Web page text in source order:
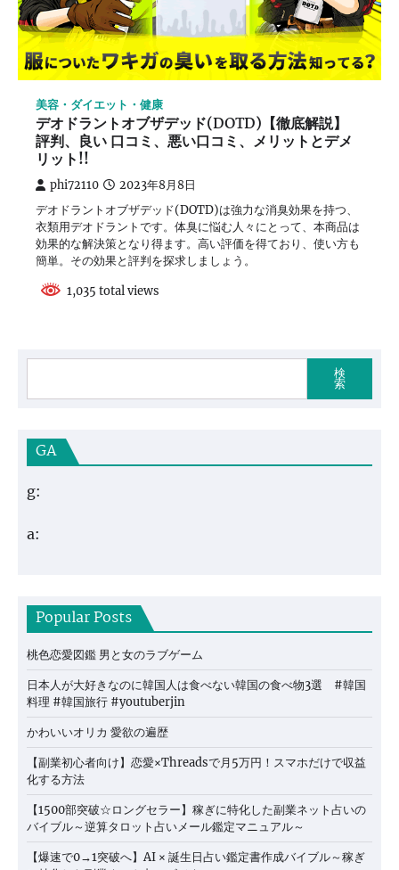
美容・ダイエット・健康
デオドラントオブザデッド(DOTD)【徹底解説】
評判、良い 口コミ、悪い口コミ、メリットとデメ
リット!!
phi72110 2023年8月8日
デオドラントオブザデッド(DOTD)は強力な消臭効果を持つ、
衣類用デオドラントです。体臭に悩む人々にとって、本商品は
効果的な解決策となり得ます。高い評価を得ており、使い方も
簡単。その効果と評判を探求しましょう。
1,035 total views
検
索
GA
g:
a:
Popular Posts
桃色恋愛図鑑 男と女のラブゲーム
日本人が大好きなのに韓国人は食べない韓国の食べ物3選 #韓国
料理 #韓国旅行 #youtuberjin
かわいいオリカ 愛欲の遍歴
【副業初心者向け】恋愛×Threadsで月5万円！スマホだけで収益
化する方法
【1500部突破☆ロングセラー】稼ぎに特化した副業ネット占いの
バイブル～逆算タロット占いメール鑑定マニュアル～
【爆速で0→1突破へ】AI × 誕生日占い鑑定書作成バイブル～稼ぎ